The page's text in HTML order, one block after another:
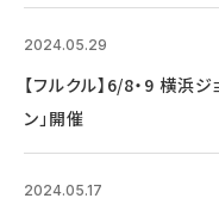
2024.05.29
【フルクル】6/8・9 横浜
ン」開催
2024.05.17